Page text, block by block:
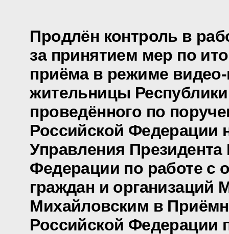
Продлён контроль в
за принятием мер по
приёма в режиме
жительницы
проведённого по
Российской Федерации
Управления Президента
Федерации по работе с
граждан и организаций
Михайловским в
Российской Федерации